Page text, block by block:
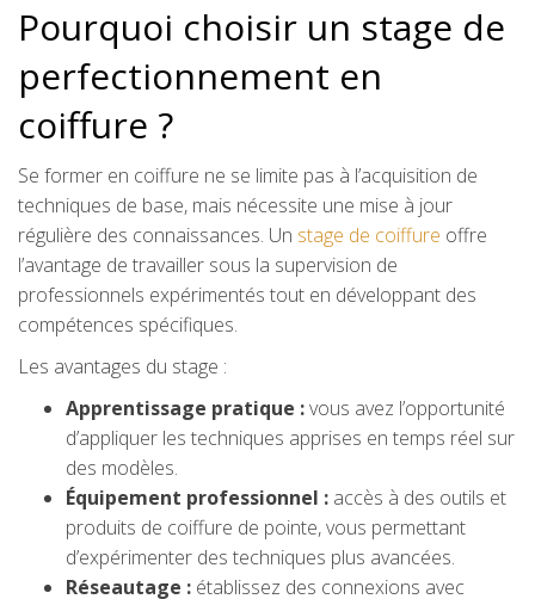
Pourquoi choisir un stage de
perfectionnement en
coiffure ?
Se former en coiffure ne se limite pas à l’acquisition de
techniques de base, mais nécessite une mise à jour
régulière des connaissances. Un stage de coiffure offre
l’avantage de travailler sous la supervision de
professionnels expérimentés tout en développant des
compétences spécifiques.
Les avantages du stage :
Apprentissage pratique :vous avez l’opportunité
d’appliquer les techniques apprises en temps réel sur
des modèles.
Équipement professionnel : accès à des outils et
produits de coiffure de pointe, vous permettant
d’expérimenter des techniques plus avancées.
Réseautage : établissez des connexions avec